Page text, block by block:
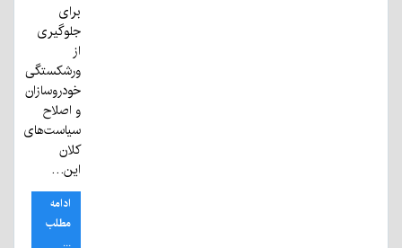
برای
جلوگیری
از
ورشکستگی
خودروسازان
و اصلاح
سیاست‌های
کلان
این…
ادامه
مطلب
...